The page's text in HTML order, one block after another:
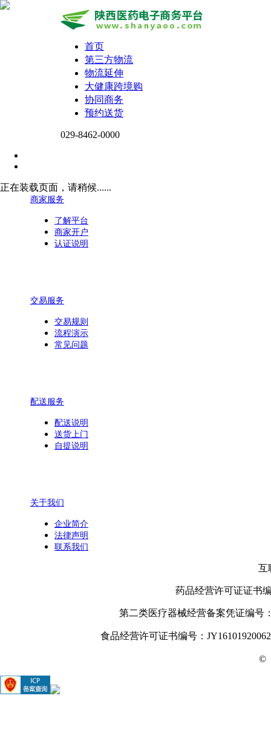
首页
第三方物流
物流延伸
大健康跨境购
协同商务
预约送货
029-8462-0000
正在装载页面，请稍候......
商家服务
了解平台
商家开户
认证说明
交易服务
交易规则
流程演示
常见问题
配送服务
配送说明
送货上门
自提说明
关于我们
企业简介
法律声明
联系我们
互
药品经营许可证证书
第二类医疗器械经营备案凭证编号
食品经营许可证书编号：
©